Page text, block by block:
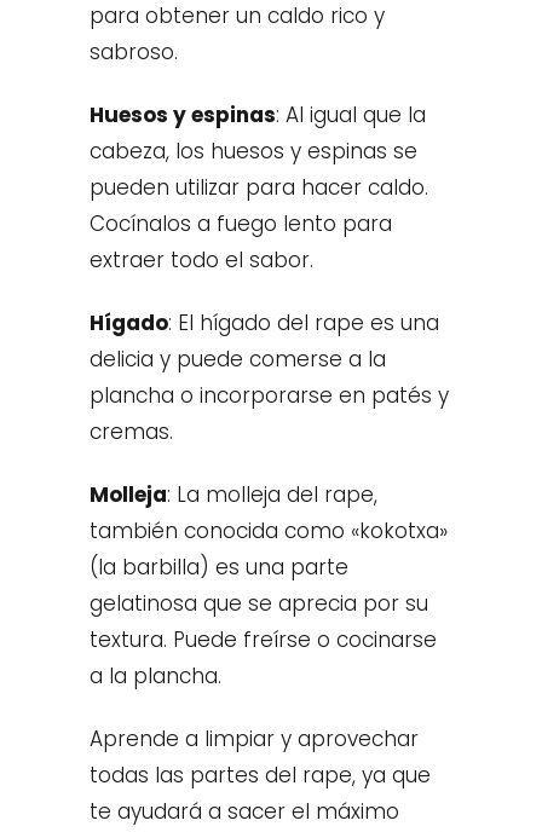
para obtener un caldo rico y
sabroso.
Huesos y espinas: Al igual que la
cabeza, los huesos y espinas se
pueden utilizar para hacer caldo.
Cocínalos a fuego lento para
extraer todo el sabor.
Hígado: El hígado del rape es una
delicia y puede comerse a la
plancha o incorporarse en patés y
cremas.
Molleja: La molleja del rape,
también conocida como «kokotxa»
(la barbilla) es una parte
gelatinosa que se aprecia por su
textura. Puede freírse o cocinarse
a la plancha.
Aprende a limpiar y aprovechar
todas las partes del rape, ya que
te ayudará a sacer el máximo